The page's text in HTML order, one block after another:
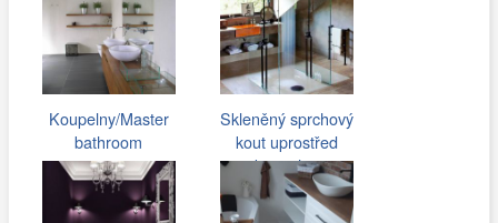
Koupelny/Master
bathroom
Skleněný sprchový
kout uprostřed
koupelny